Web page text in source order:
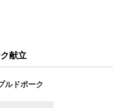
献立
ルドポーク